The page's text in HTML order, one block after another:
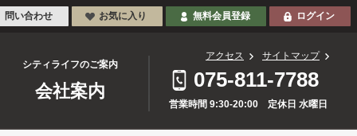
問い合わせ お気に入り 無料会員登録 ログイン
シティライフのご案内
会社案内
アクセス サイトマップ
075-811-7788
営業時間 9:30-20:00 定休日 水曜日